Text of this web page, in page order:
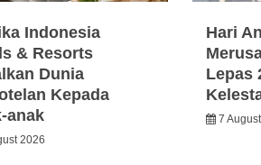
Indonesia
& Resorts
Dunia
Kepada
anak
2026
Hari
Lepas
7